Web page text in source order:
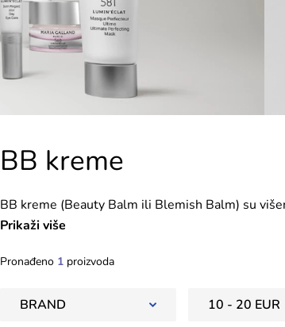
BB kreme
BB kreme (Beauty Balm ili Blemish Balm) su
prekrivanjem, idealne za svakodnevnu upotrebu.
Prikaži više
Pronađeno 1 proizvoda
BRAND 10 - 20 EUR